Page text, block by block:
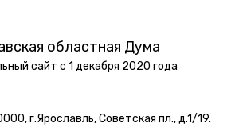
областная Дума
сайт с 1 декабря 2020 года
г.Ярославль, Советская пл., д.1/19.